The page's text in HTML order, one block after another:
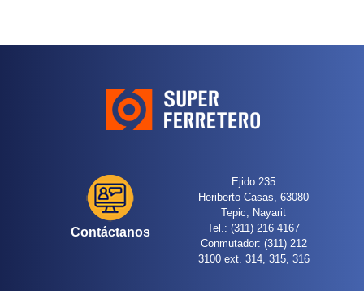
Contáctanos
Ejido 235
Heriberto Casas, 63080
Tepic, Nayarit
Tel.: (311) 216 4167
Conmutador: (311) 212
3100 ext. 314, 315, 316